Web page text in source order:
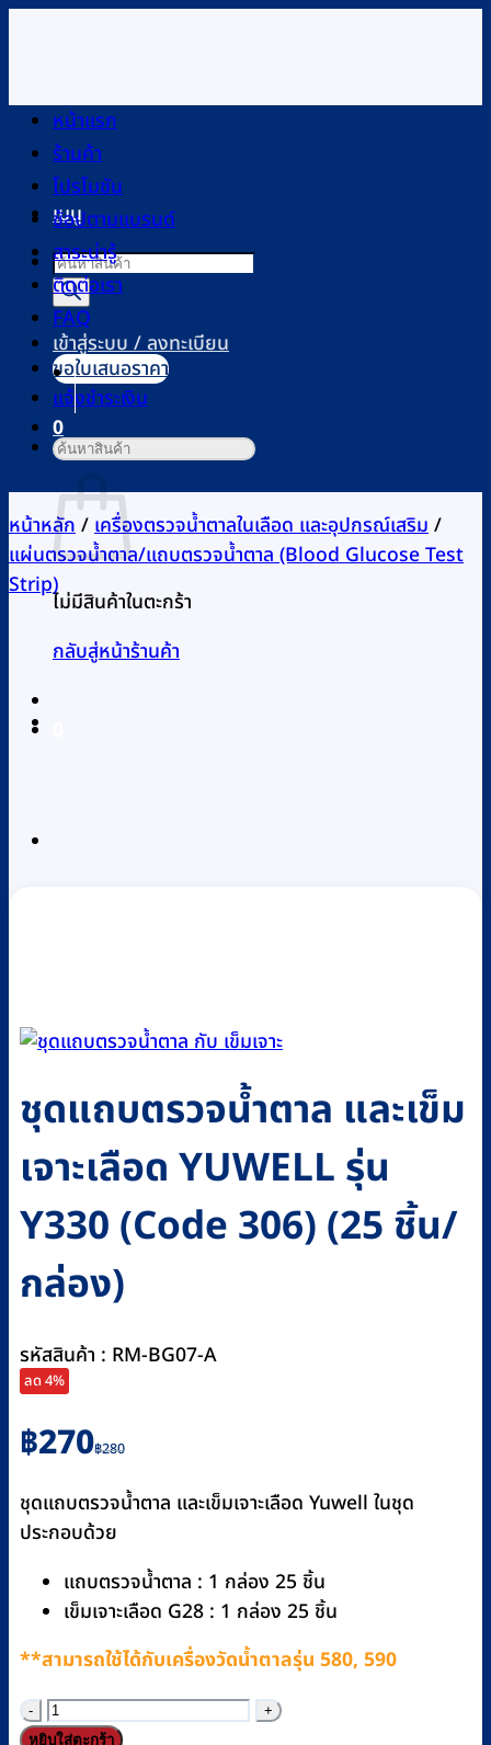
เนื้อหา
เมนู
Products
search
เข้าสู่ระบบ / ลงทะเบียน
0
ตะกร้าสินค้า
ไม่มีสินค้าในตะกร้า
กลับสู่หน้าร้านค้า
หน้าแรก
ร้านค้า
โปรโมชัน
ช้อปตามแบรนด์
สาระน่ารู้
ติดต่อเรา
FAQ
ขอใบเสนอราคา
แจ้งชำระเงิน
ค้นหา:
หน้าหลัก/เครื่องตรวจน้ำตาลในเลือด และอุปกรณ์เสริม/
แผ่นตรวจน้ำตาล/แถบตรวจน้ำตาล (Blood Glucose Test
Strip)
ชุดแถบตรวจน้ำตาล และเข็ม
เจาะเลือด YUWELL รุ่น
Y330 (Code 306) (25 ชิ้น/
กล่อง)
รหัสสินค้า : RM-BG07-A
ลด 4%
฿280
Original
price
was:
฿280.
฿270
Current
price
is:
฿270.
ชุดแถบตรวจน้ำตาล และเข็มเจาะเลือด Yuwell ในชุด
ประกอบด้วย
แถบตรวจน้ำตาล : 1 กล่อง 25 ชิ้น
เข็มเจาะเลือด G28 : 1 กล่อง 25 ชิ้น
**สามารถใช้ได้กับเครื่องวัดน้ำตาลรุ่น 580, 590
จำนวน
ชุด
หยิบใส่ตะกร้า